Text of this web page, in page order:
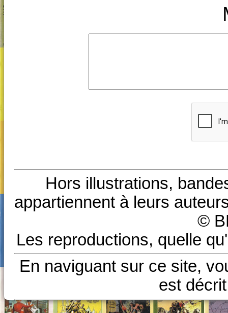
Hors illustrations,
appartiennent à leurs
©
Les reproductions, quelle
En naviguant sur ce site,
est